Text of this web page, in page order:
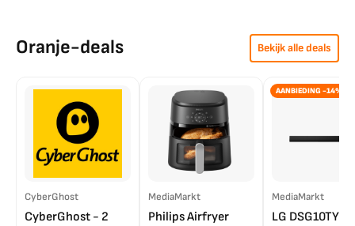
Oranje-deals Bekijk alle deals
CyberGhost
CyberGhost - 2
MediaMarkt
Philips Airfryer
AANBIEDING -14%
MediaMarkt
LG DSG10TY